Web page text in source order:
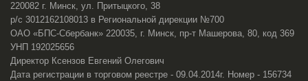
220082 г. Минск, ул. Притыцкого, 38
р/с 3012162108013 в Региональной дирекции №700
ОАО «БПС-Сбербанк» 220035, г. Минск, пр-т Машерова, 80, код 369
УНП 192025656
Директор Ксензов Евгений Олегович
Дата регистрации в торговом реестре - 09.04.2014г. Номер - 156734